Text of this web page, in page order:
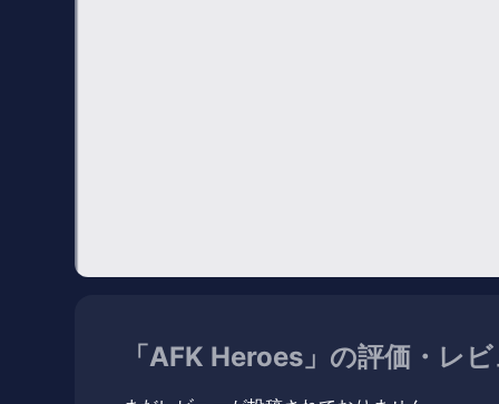
「AFK Heroes」の評価・レ